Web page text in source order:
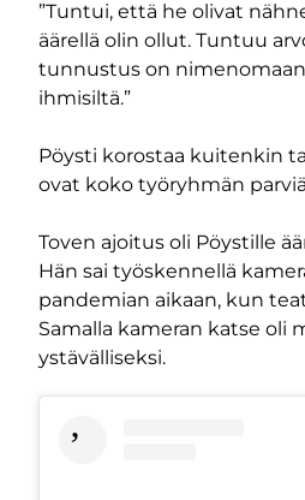
”Tuntui, että he olivat
äärellä olin ollut. Tuntuu
tunnustus on
ihmisiltä.”
Pöysti korostaa kuitenkin
ovat koko työryhmän
Toven ajoitus oli Pöystille
Hän sai työskennellä
pandemian aikaan, kun
Samalla kameran katse oli
ystävälliseksi.